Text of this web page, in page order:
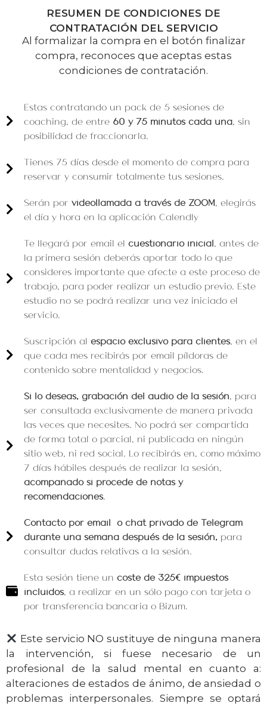
RESUMEN DE CONDICIONES DE
CONTRATACIÓN DEL SERVICIO
Al formalizar la compra en el botón finalizar
compra, reconoces que aceptas estas
condiciones de contratación.
Estas contratando un pack de 5 sesiones de
coaching, de entre 60 y 75 minutos cada una, sin
posibilidad de fraccionarla.
Tienes 75 días desde el momento de compra para
reservar y consumir totalmente tus sesiones.
Serán por videollamada a través de ZOOM, elegirás
el día y hora en la aplicación Calendly
Te llegará por email el cuestionario inicial, antes de
la primera sesión deberás aportar todo lo que
consideres importante que afecte a este proceso de
trabajo, para poder realizar un estudio previo. Este
estudio no se podrá realizar una vez iniciado el
servicio.
Suscripción al espacio exclusivo para clientes, en el
que cada mes recibirás por email píldoras de
contenido sobre mentalidad y negocios.
Si lo deseas, grabación del audio de la sesión, para
ser consultada exclusivamente de manera privada
las veces que necesites. No podrá ser compartida
de forma total o parcial, ni publicada en ningún
sitio web, ni red social. Lo recibirás en, como máximo
7 días hábiles después de realizar la sesión,
acompañado si procede de notas y
recomendaciones.
Contacto por email o chat privado de Telegram
durante una semana después de la sesión, para
consultar dudas relativas a la sesión.
Esta sesión tiene un coste de 325€ impuestos
incluidos, a realizar en un sólo pago con tarjeta o
por transferencia bancaria o Bizum.
Este servicio NO sustituye de ninguna manera
la intervención, si fuese necesario de un
profesional de la salud mental en cuanto a:
alteraciones de estados de ánimo, de ansiedad o
problemas interpersonales. Siempre se optará